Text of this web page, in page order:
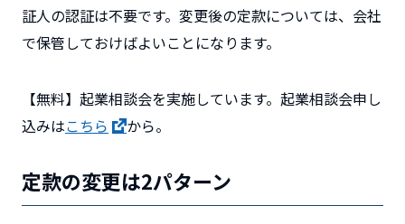
証人の認証は不要です。変更後の定款については、会社
で保管しておけばよいことになります。
【無料】起業相談会を実施しています。起業相談会申し
込みはこちら から。
定款の変更は2パターン